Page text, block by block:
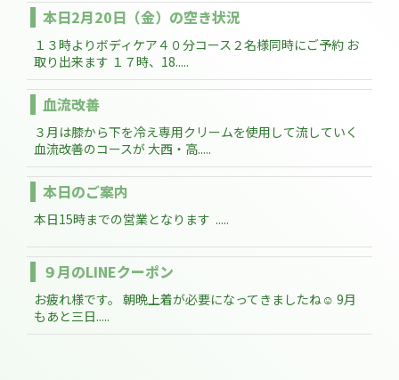
本日2月20日（金）の空き状況
１３時よりボディケア４０分コース２名様同時にご予約 お
取り出来ます １７時、18.....
血流改善
３月は膝から下を冷え専用クリームを使用して流していく
血流改善のコースが 大西・高.....
本日のご案内
本日15時までの営業となります .....
９月のLINEクーポン
お疲れ様です。 朝晩上着が必要になってきましたね☺ 9月
もあと三日.....